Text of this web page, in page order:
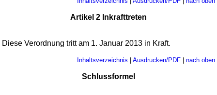
Artikel 2 Inkrafttreten
Diese Verordnung tritt am 1. Januar 2013 in Kraft.
Inhaltsverzeichnis | Ausdrucken/PDF| nach oben
Schlussformel